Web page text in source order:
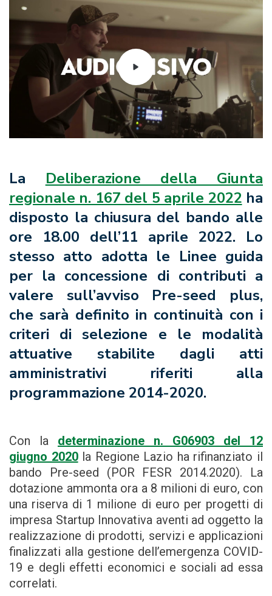
La Deliberazione della Giunta
regionale n. 167 del 5 aprile 2022 ha
disposto la chiusura del bando alle
ore 18.00 dell’11 aprile 2022. Lo
stesso atto adotta le Linee guida
per la concessione di contributi a
valere sull’avviso Pre-seed plus,
chesarà definito in continuità con i
criteri di selezione e le modalità
attuative stabilite dagli atti
amministrativi riferiti alla
programmazione 2014-2020.
Con la determinazione n. G06903 del 12
giugno 2020la Regione Lazio ha rifinanziato il
bando Pre-seed (POR FESR 2014.2020). La
dotazione ammonta ora a 8 milioni di euro, con
una riserva di 1 milione di euro per progetti di
impresa Startup Innovativa aventi ad oggetto la
realizzazione di prodotti, servizi e applicazioni
finalizzati alla gestione dell’emergenza COVID-
19 e degli effetti economici e sociali ad essa
correlati.